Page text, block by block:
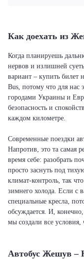
Как доехать из
Когда планируешь
нервов и излишней
вариант – купить билет
Bus, потому что для нас
городами Украины и
безопасность и
каждом километре.
Современные поездки
Напротив, это та самая
время себе: разобрать
просто заснуть под
климат-контроль, так
зимнего холода. Если с
специальные кресла,
обсуждается. И,
мы создали все
Автобус Жешув –